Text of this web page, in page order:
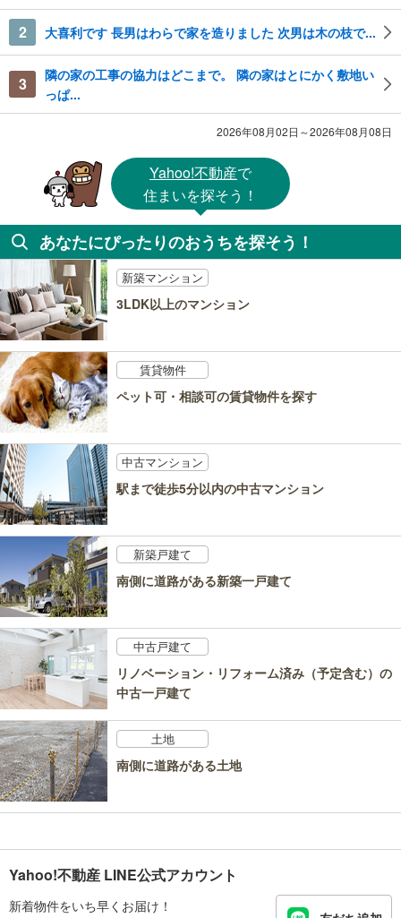
2 大喜利です 長男はわらで家を造りました 次男は木の枝で...
3
隣の家の工事の協力はどこまで。 隣の家はとにかく敷地い
っぱ...
2026年08月02日～2026年08月08日
Yahoo!不動産で
住まいを探そう！
あなたにぴったりのおうちを探そう！
新築マンション
3LDK以上のマンション
賃貸物件
ペット可・相談可の賃貸物件を探す
中古マンション
駅まで徒歩5分以内の中古マンション
新築戸建て
南側に道路がある新築一戸建て
中古戸建て
リノベーション・リフォーム済み（予定含む）の
中古一戸建て
土地
南側に道路がある土地
Yahoo!不動産 LINE公式アカウント
新着物件をいち早くお届け！